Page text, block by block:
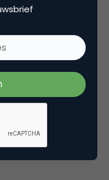
voor ontwerpers
als aanjager
industrieën
urgenter dan